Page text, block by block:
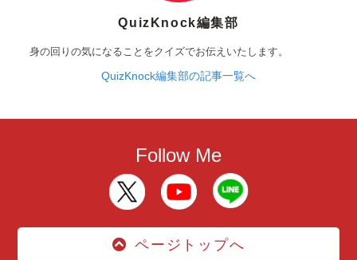
QuizKnock編集部
身の回りの気になることをクイズでお伝えいたします。
QuizKnock編集部の記事一覧へ
Follow Me
ページトップへ